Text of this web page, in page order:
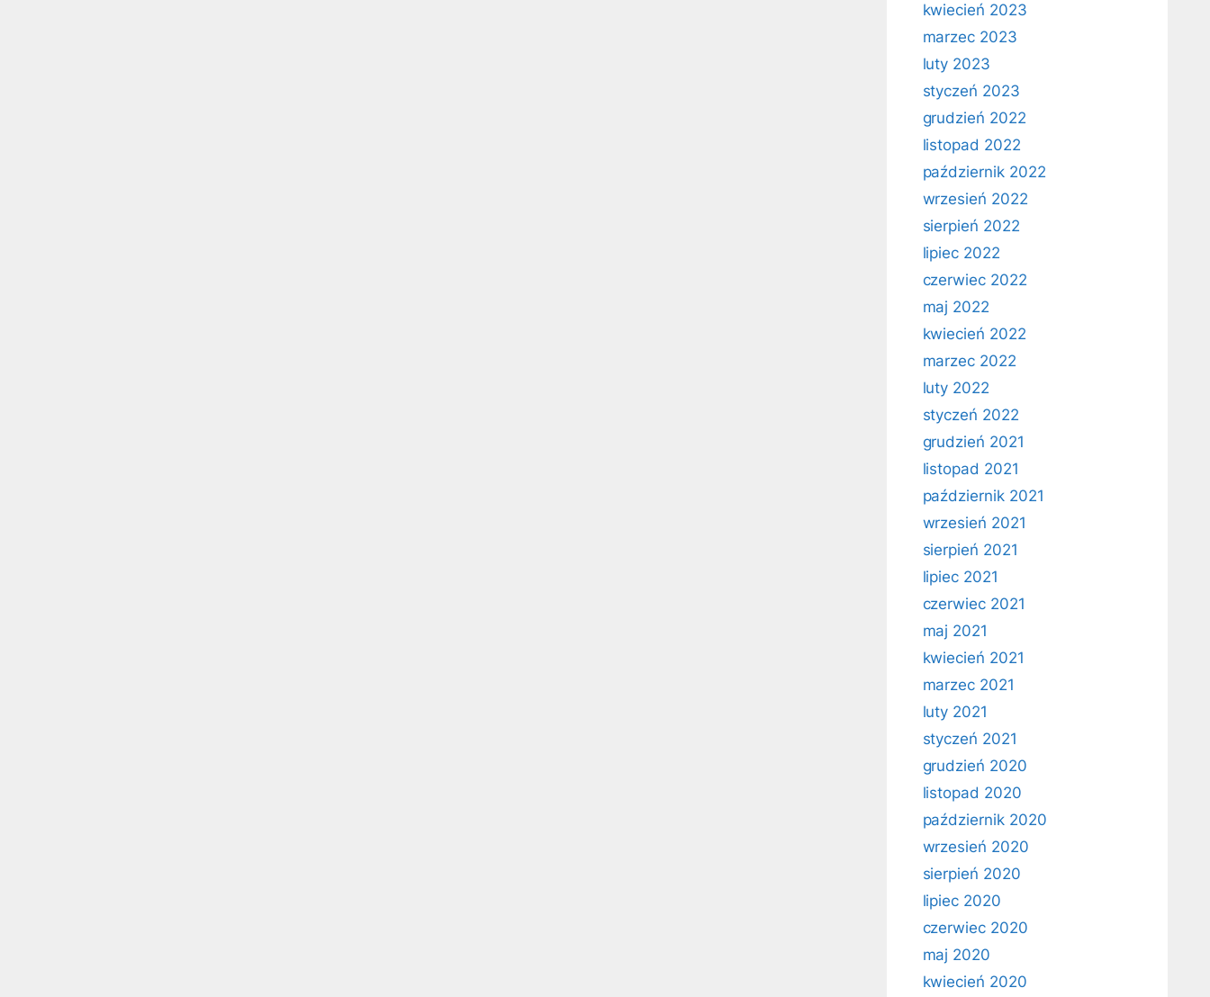
kwiecień 2023
marzec 2023
luty 2023
styczeń 2023
grudzień 2022
listopad 2022
październik 2022
wrzesień 2022
sierpień 2022
lipiec 2022
czerwiec 2022
maj 2022
kwiecień 2022
marzec 2022
luty 2022
styczeń 2022
grudzień 2021
listopad 2021
październik 2021
wrzesień 2021
sierpień 2021
lipiec 2021
czerwiec 2021
maj 2021
kwiecień 2021
marzec 2021
luty 2021
styczeń 2021
grudzień 2020
listopad 2020
październik 2020
wrzesień 2020
sierpień 2020
lipiec 2020
czerwiec 2020
maj 2020
kwiecień 2020